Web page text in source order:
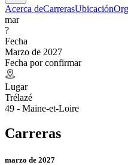
Acerca deCarrerasUbicación
mar
?
Fecha
Marzo de 2027
Fecha por confirmar
Lugar
Trélazé
49 - Maine-et-Loire
Carreras
marzo de 2027